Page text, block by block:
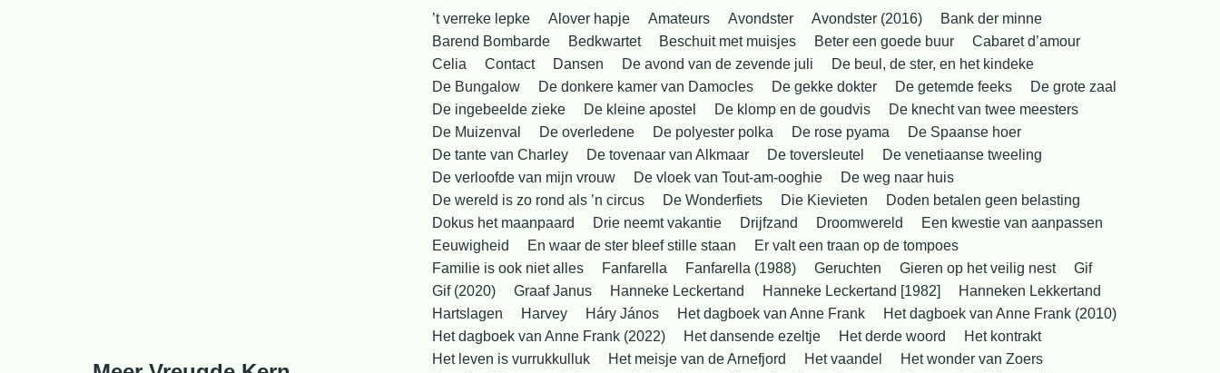
’t verreke lepke Alover hapje Amateurs Avondster Avondster (2016)
Bank der minne
Barend Bombarde
Bedkwartet Beschuit met muisjes Beter een goede buur
Cabaret d’amour
Celia
Contact Dansen De avond van de zevende juli
De beul, de ster, en het kindeke
De Bungalow
De donkere kamer van Damocles De gekke dokter De getemde feeks
De grote zaal
De ingebeelde zieke
De kleine apostel De klomp en de goudvis
De knecht van twee meesters
De Muizenval
De overledene De polyester polka De rose pyama
De Spaanse hoer
De tante van Charley
De tovenaar van Alkmaar De toversleutel
De venetiaanse tweeling
De verloofde van mijn vrouw
De vloek van Tout-am-ooghie
De weg naar huis
De wereld is zo rond als ’n circus
De Wonderfiets Die Kievieten
Doden betalen geen belasting
Dokus het maanpaard
Drie neemt vakantie Drijfzand Droomwereld
Een kwestie van aanpassen
Eeuwigheid
En waar de ster bleef stille staan
Er valt een traan op de tompoes
Familie is ook niet alles
Fanfarella Fanfarella (1988) Geruchten Gieren op het veilig nest
Gif
Gif (2020)
Graaf Janus Hanneke Leckertand Hanneke Leckertand [1982]
Hanneken Lekkertand
Hartslagen
Harvey Háry János Het dagboek van Anne Frank
Het dagboek van Anne Frank (2010)
Het dagboek van Anne Frank (2022)
Het dansende ezeltje Het derde woord
Het kontrakt
Het leven is vurrukkulluk
Het meisje van de Arnefjord Het vaandel
Het wonder van Zoers